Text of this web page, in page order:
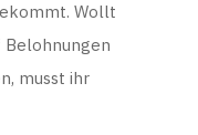
Wollt
Belohnungen
musst ihr